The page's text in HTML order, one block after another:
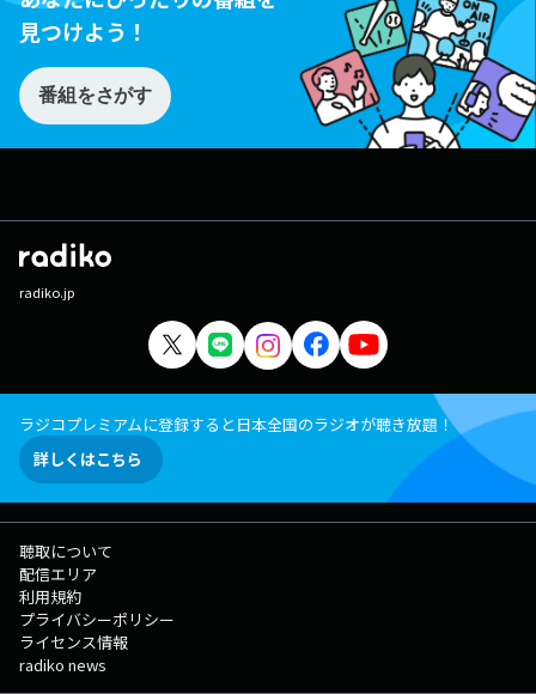
見つけよう！
番組をさがす
radiko.jp
ラジコプレミアムに登録すると日本全国のラジオが聴き放題！
詳しくはこちら
聴取について
配信エリア
利用規約
プライバシーポリシー
ライセンス情報
radiko news